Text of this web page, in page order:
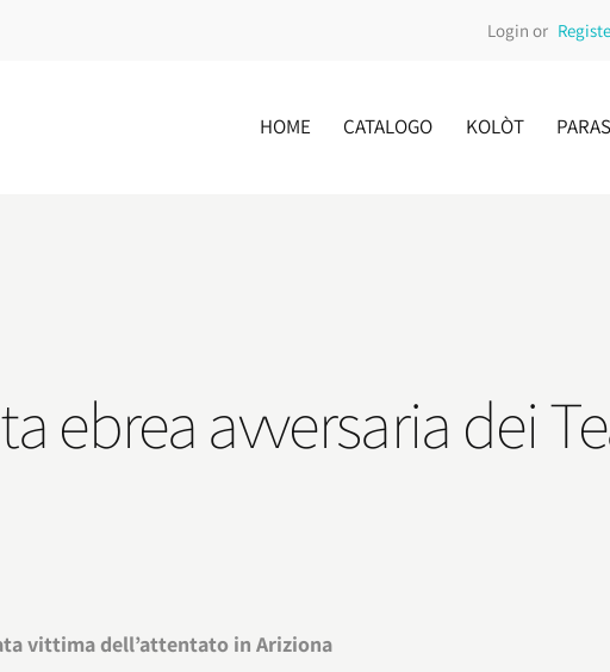
Login or
HOME CATALOGO KOLÒT
ebrea avversaria dei
vittima dell’attentato in Ariziona